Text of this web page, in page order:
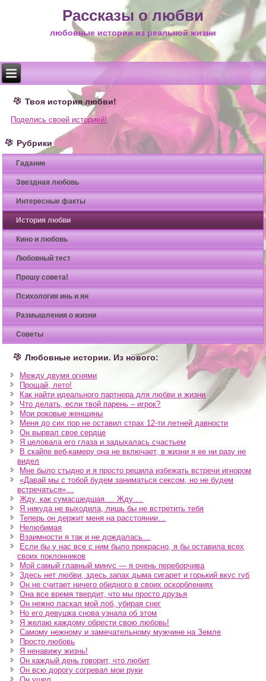
Рассказы о любви
любовные истории из реальной жизни
Твоя история любви!
Поделись своей историей!
Рубрики
Гадание
Звездная любовь
Интересные факты
История любви
Кино и любовь
Любовный тест
Прошу совета!
Психология инь и ян
Размышления о жизни
Советы
Любовные истории. Из нового:
Между двумя огнями
Прощай, лето!
Как найти идеального партнера для любви и жизни
Что делать, если твой парень – игрок?
Мои роковые женщины
Меня до сих пор не оставил страх 12-ти летней давности
Он вырвал свое сердце
Я целовала его глаза и задыхалась счастьем
В скайпе веб-камеру она не включает, в жизни я ее ни разу не
видел
Мне было стыдно и я просто решила избежать встречи игнором
«Давай мы с тобой будем заниматься сексом, но не будем
встречаться»…
Жду, как сумасшедшая…. Жду….
Я никуда не выходила, лишь бы не встретить тебя
Теперь он держит меня на расстоянии…
Нелюбимая
Взаимности я так и не дождалась…
Если бы у нас все с ним было прекрасно, я бы оставила всех
своих поклонников
Мой самый главный минус — я очень переборчива
Здесь нет любви, здесь запах дыма сигарет и горький вкус губ
Он не считает ничего обидного в своих оскорблениях
Она все время твердит, что мы просто друзья
Он нежно ласкал мой лоб, убирая снег
Но его девушка снова узнала об этом
Я желаю каждому обрести свою любовь!
Самому нежному и замечательному мужчине на Земле
Просто любовь
Я ненавижу жизнь!
Он каждый день говорит, что любит
Он всю дорогу согревал мои руки